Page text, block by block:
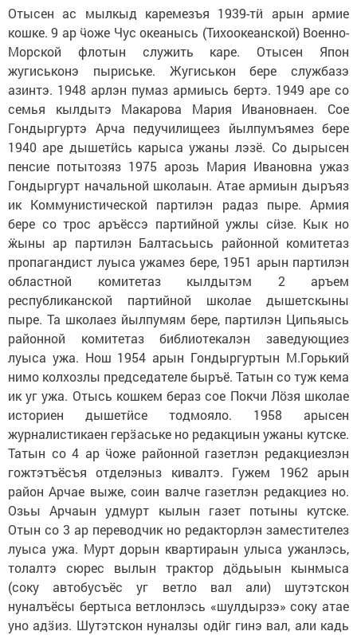
Отысен ас мылкыд каремезъя 1939-тӥ арын армие
кошке. 9 ар ӵоже Чус океанысь (Тихоокеанской) Военно-
Морской флотын служить каре. Отысен Япон
жугиськонэ пыриське. Жугиськон бере службазэ
азинтэ. 1948 арлэн пумаз армиысь бертэ. 1949 аре со
семья кылдытэ Макарова Мария Ивановнаен. Сое
Гондыргуртэ Арча педучилищеез йылпумъямез бере
1940 аре дышетӥсь карыса ужаны лэзё. Со дырысен
пенсие потытозяз 1975 арозь Мария Ивановна ужаз
Гондыргурт начальной школаын. Атае армиын дыръяз
ик Коммунистической партилэн радаз пыре. Армия
бере со трос аръёссэ партийной ужлы сӥзе. Кык но
ӝыны ар партилэн Балтасьысь районной комитетаз
пропагандист луыса ужамез бере, 1951 арын партилэн
областной комитетаз кылдытэм 2 аръем
республиканской партийной школае дышетскыны
пыре. Та школаез йылпумям бере, партилэн Ципьяысь
районной комитетаз библиотекалэн заведующиез
луыса ужа. Нош 1954 арын Гондыргуртын М.Горький
нимо колхозлы председателе быръё. Татын со туж кема
ик уг ужа. Отысь кошкем бераз сое Покчи Лӧзя школае
историен дышетӥсе тодмояло. 1958 арысен
журналистикаен герӟаське но редакциын ужаны кутске.
Татын со 4 ар ӵоже районной газетлэн редакциезлэн
гожтэтъёсъя отделэныз кивалтэ. Гужем 1962 арын
район Арчае выже, соин валче газетлэн редакциез но.
Озьы Арчаын удмурт кылын газет потыны кутске.
Отын со 3 ар переводчик но редакторлэн заместителез
луыса ужа. Мурт дорын квартираын улыса ужанлэсь,
толалтэ сюрес вылын трактор дӧдьыын кынмыса
(соку автобусъёс уг ветло вал али) шутэтскон
нуналъёсы бертыса ветлонлэсь «шулдырзэ» соку атае
уно адӟиз. Шутэтскон нуналзы одӥг гинэ вал, али кадь